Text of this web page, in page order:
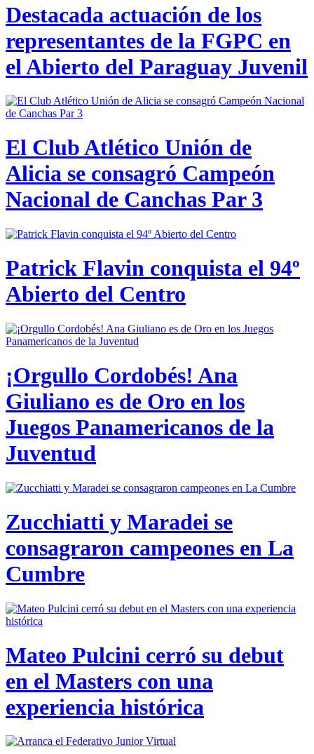
Destacada actuación de los
representantes de la FGPC en
el Abierto del Paraguay Juvenil
El Club Atlético Unión de
Alicia se consagró Campeón
Nacional de Canchas Par 3
Patrick Flavin conquista el 94º
Abierto del Centro
¡Orgullo Cordobés! Ana
Giuliano es de Oro en los
Juegos Panamericanos de la
Juventud
Zucchiatti y Maradei se
consagraron campeones en La
Cumbre
Mateo Pulcini cerró su debut
en el Masters con una
experiencia histórica